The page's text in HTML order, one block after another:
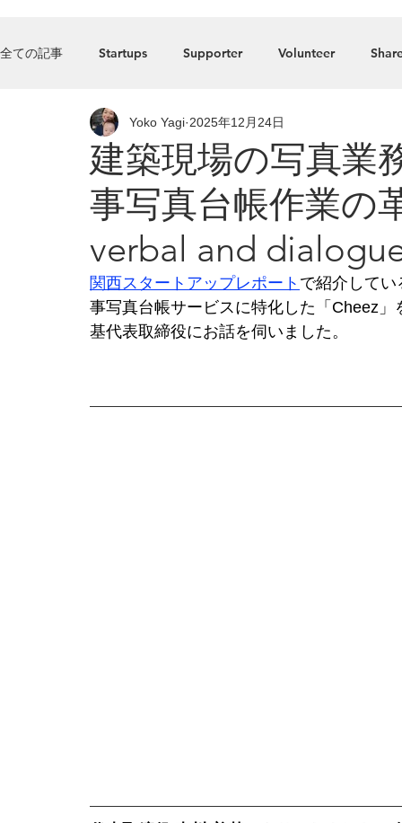
全ての記事 Startups Supporter Volunteer
Press_Release food Accelerator
建築現場の写真業
事写真台帳作業の
verbal and
Yoko Yagi 2025年12月24日
関西スタートアップレポート で紹介してい
事写真台帳サービスに特化した「Cheez」
基代表取締役にお話を伺いました。